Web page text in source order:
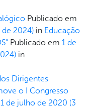
Publicado em
de 2024) in Educação
Publicado em 1 de
in
Dirigentes
o I Congresso
1 de julho de 2020 (3